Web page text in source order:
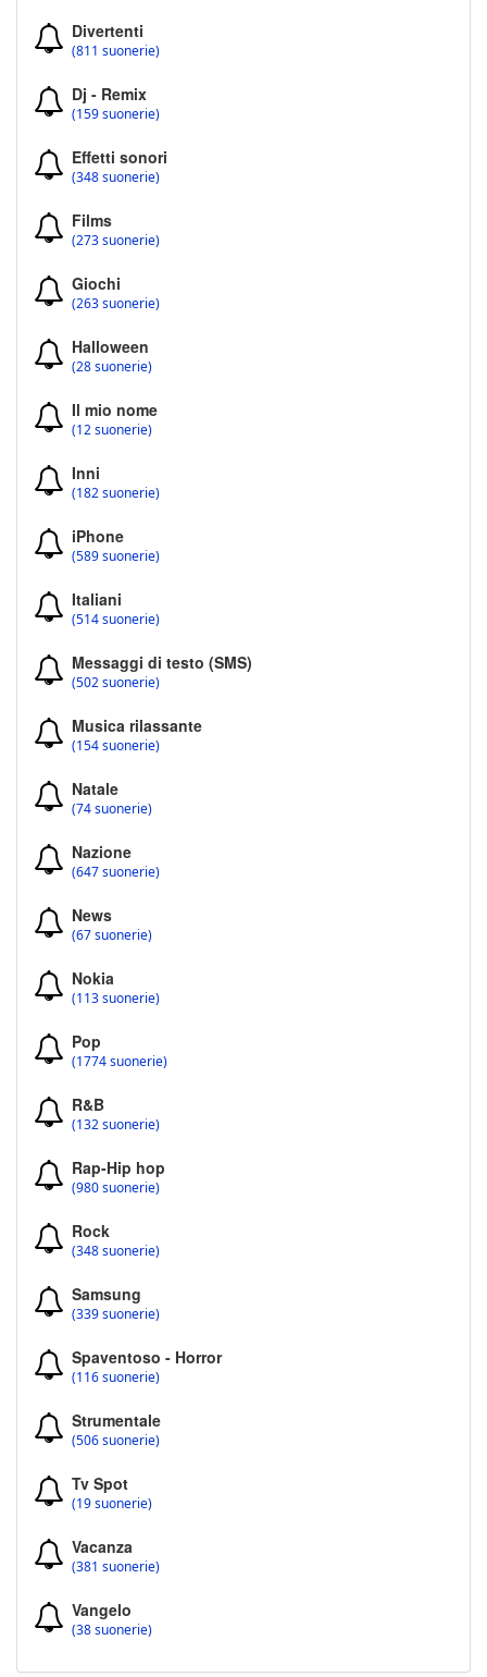
Divertenti
(811 suonerie)
Dj - Remix
(159 suonerie)
Effetti sonori
(348 suonerie)
Films
(273 suonerie)
Giochi
(263 suonerie)
Halloween
(28 suonerie)
Il mio nome
(12 suonerie)
Inni
(182 suonerie)
iPhone
(589 suonerie)
Italiani
(514 suonerie)
Messaggi di testo (SMS)
(502 suonerie)
Musica rilassante
(154 suonerie)
Natale
(74 suonerie)
Nazione
(647 suonerie)
News
(67 suonerie)
Nokia
(113 suonerie)
Pop
(1774 suonerie)
R&B
(132 suonerie)
Rap-Hip hop
(980 suonerie)
Rock
(348 suonerie)
Samsung
(339 suonerie)
Spaventoso - Horror
(116 suonerie)
Strumentale
(506 suonerie)
Tv Spot
(19 suonerie)
Vacanza
(381 suonerie)
Vangelo
(38 suonerie)